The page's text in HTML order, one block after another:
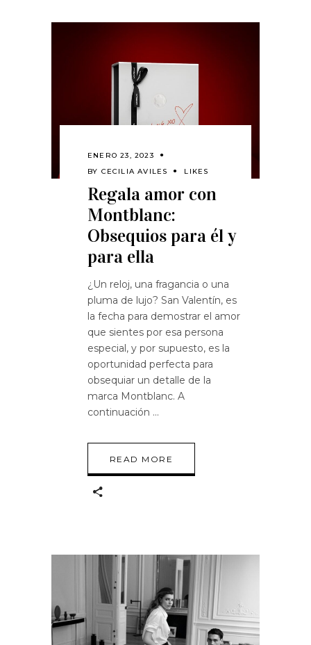
ENERO 23, 2023
BY CECILIA AVILES LIKES
Regala amor con
Montblanc:
Obsequios para él y
para ella
¿Un reloj, una fragancia o una
pluma de lujo? San Valentín, es
la fecha para demostrar el amor
que sientes por esa persona
especial, y por supuesto, es la
oportunidad perfecta para
obsequiar un detalle de la
marca Montblanc. A
continuación
READ MORE